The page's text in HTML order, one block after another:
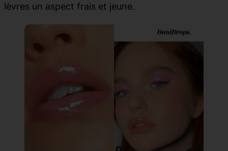
lèvres un aspect frais et jeune.